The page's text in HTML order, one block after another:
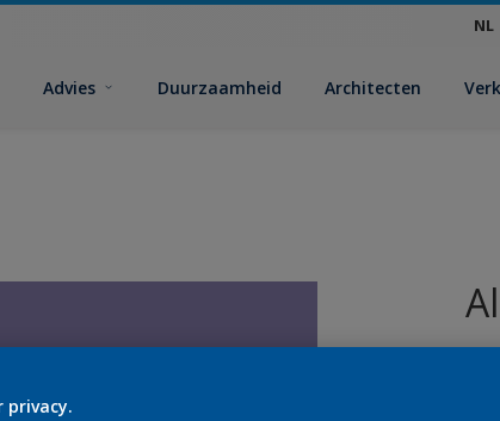
NL
Advies Duurzaamheid Architecten
privacy.